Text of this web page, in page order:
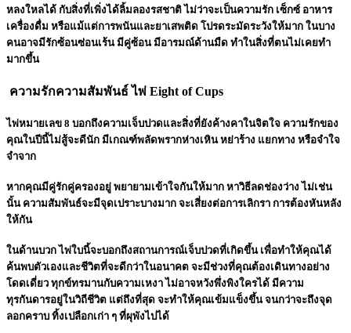
หลงใหลได้ กับสิ่งที่เพิ่งได้ลิ้มลองรสชาติ ไม่ว่าจะเป็นความรัก เซ็กซ์ อาหาร
เครื่องดื่ม หรือแม้แต่การพนันและยาเสพติด โปรดระมัดระวังให้มาก ในบาง
คนอาจมีรักซ้อนซ่อนเร้น มีคู่ซ้อน มีอารมณ์ด้านมืด ทำในสิ่งที่ตนไม่เคยทำ
มากขึ้น
ความรักความสัมพันธ์ ไพ่ Eight of Cups
ไพ่หมายเลข 8 บอกถึงความเจ็บปวดและสิ่งที่ยังค้างคาในจิตใจ ความรักของ
คุณในปีนี้ไม่สู้จะดีนัก มีเกณฑ์พลัดพรากห่างเหิน หย่าร้าง แยกทาง หรือจำใจ
จำจาก
หากคุณมีคู่รักคู่ครองอยู่ พยายามเข้าใจกันให้มาก หาวิธีลดช่องว่าง ไม่เช่น
นั้น ความสัมพันธ์จะมีจุดเปราะบางมาก จะเสี่ยงต่อการเลิกรา การต้องหันหลัง
ให้กัน
ในด้านบวก ไพ่ใบนี้จะบอกถึงสถานการณ์เจ็บปวดที่เกิดขึ้น เพื่อทำให้คุณได้
ค้นพบตัวเองและชีวิตที่จะดีกว่าในอนาคต จะมีช่วงที่คุณต้องเดินทางอย่าง
โดดเดี่ยว ทุกข์ทรมานกับความเหงา ไม่อาจหวังพึ่งพิงใครได้ มีความ
ทุรกันดารอยู่ในวิถีชีวิต แต่ถึงที่สุด จะทำให้คุณเข้มแข็งขึ้น จนกว่าจะถึงจุด
ลอกคราบ ทิ้งเปลือกเก่า ๆ ที่ผุพังไปได้